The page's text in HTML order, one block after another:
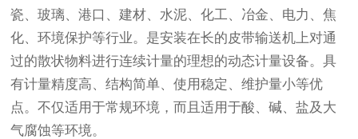
瓷、玻璃、港口、建材、水泥、化工、冶金、电力、焦
化、环境保护等行业。是安装在长的皮带输送机上对通
过的散状物料进行连续计量的理想的动态计量设备。具
有计量精度高、结构简单、使用稳定、维护量小等优
点。不仅适用于常规环境，而且适用于酸、碱、盐及大
气腐蚀等环境。